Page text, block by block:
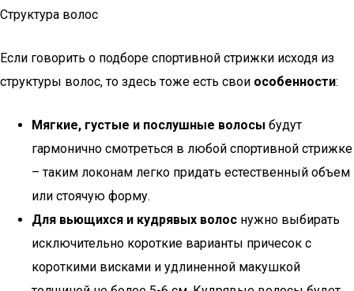
Структура волос
Если говорить о подборе спортивной стрижки исходя из
структуры волос, то здесь тоже есть свои особенности:
Мягкие, густые и послушные волосы будут
гармонично смотреться в любой спортивной стрижке
– таким локонам легко придать естественный объем
или стоячую форму.
Для вьющихся и кудрявых волос нужно выбирать
исключительно короткие варианты причесок с
короткими висками и удлиненной макушкой